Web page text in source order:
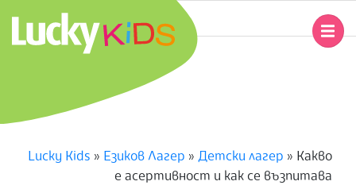
content
U
C
Lucky Kids » Езиков Лагер » Детски лагер » Какво
е асертивност и как се възпитава